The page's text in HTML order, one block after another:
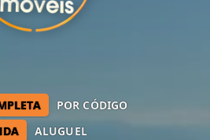
ALUGUEL
POR CÓDIGO